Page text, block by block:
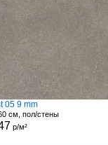
05 9 mm
см, пол/стены
р/м²